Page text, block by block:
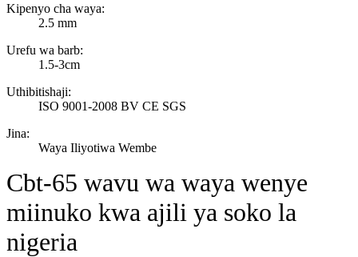
Kipenyo cha waya:
2.5 mm
Urefu wa barb:
1.5-3cm
Uthibitishaji:
ISO 9001-2008 BV CE SGS
Jina:
Waya Iliyotiwa Wembe
Cbt-65 wavu wa waya wenye
miinuko kwa ajili ya soko la
nigeria